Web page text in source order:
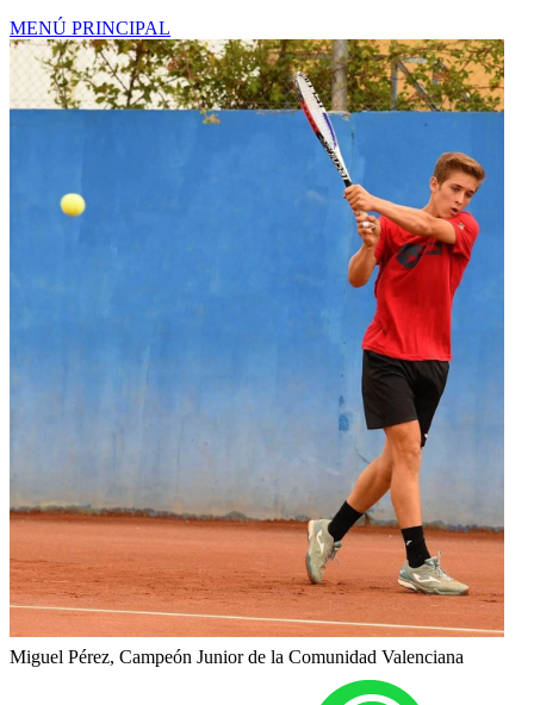
MENÚ PRINCIPAL
Miguel Pérez, Campeón Junior de la Comunidad Valenciana